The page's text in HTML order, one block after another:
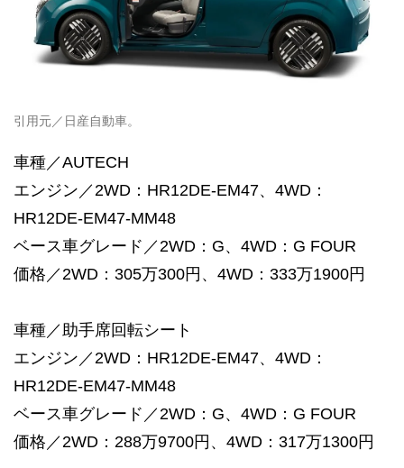
引用元／日産自動車。
車種／AUTECH
エンジン／2WD：HR12DE-EM47、4WD：
HR12DE-EM47-MM48
ベース車グレード／2WD：G、4WD：G FOUR
価格／2WD：305万300円、4WD：333万1900円
車種／助手席回転シート
エンジン／2WD：HR12DE-EM47、4WD：
HR12DE-EM47-MM48
ベース車グレード／2WD：G、4WD：G FOUR
価格／2WD：288万9700円、4WD：317万1300円